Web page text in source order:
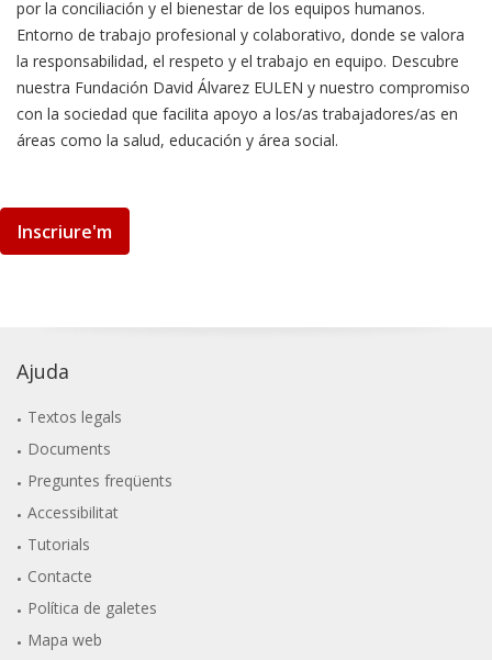
por la conciliación y el bienestar de los equipos humanos.
Entorno de trabajo profesional y colaborativo, donde se valora
la responsabilidad, el respeto y el trabajo en equipo. Descubre
nuestra Fundación David Álvarez EULEN y nuestro compromiso
con la sociedad que facilita apoyo a los/as trabajadores/as en
áreas como la salud, educación y área social.
Inscriure'm
Ajuda
Textos legals
Documents
Preguntes freqüents
Accessibilitat
Tutorials
Contacte
Política de galetes
Mapa web